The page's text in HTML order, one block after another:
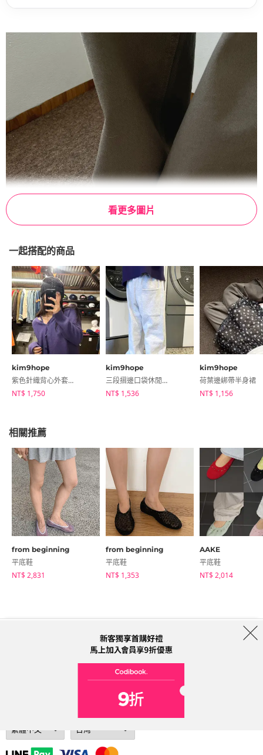
看更多圖片
一起搭配的商品
kim9hope
紫色針織背心外套套裝
NT$ 1,750
kim9hope
三段摺邊口袋休閒運動褲
NT$ 1,536
kim9hope
荷葉邊綁帶半身裙
NT$ 1,156
相關推薦
from beginning
平底鞋
NT$ 2,831
from beginning
平底鞋
NT$ 1,353
AAKE
平底鞋
NT$ 2,014
Address: A-301, 114, Gasan digital 2-ro, Geumcheon-gu, Seoul
Tel: 0225311949 (Taiwan) Email: help@codibook.net